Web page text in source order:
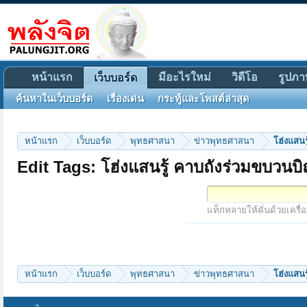
หน้าแรก เว็บบอร์ด พุทธศาสนา ข่าวพุทธศาสนา โฮ่งแส
Edit Tags: โฮ่งแสนรู้ คาบถังร่วมขบวน
แท็กหลายให้คั่นด้วยเครื่
หน้าแรก เว็บบอร์ด พุทธศาสนา ข่าวพุทธศาสนา โฮ่งแส
หน้าแรก เว็บบอร์ด
ค้นหาในเว็บบอร์ด เรื่องเด่น กระทู้และโพสต์ล่าสุด
มีอะไรใหม่ วิดีโอ รูปภ